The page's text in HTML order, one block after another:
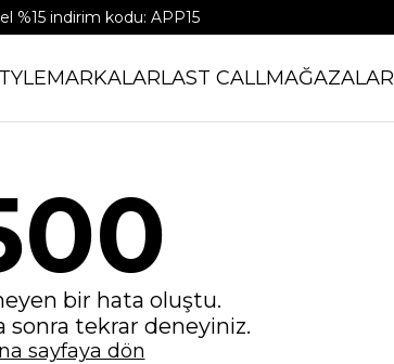
%15 indirim kodu: APP15
MARKALARLAST CALLMAĞAZALAR
bir hata oluştu.
sonra tekrar deneyiniz.
sayfaya dön